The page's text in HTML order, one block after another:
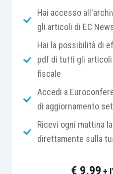
La vicenda trae origine
di accertamento , con
entrate riconosceva
individuale un
relativamente
procedeva, dunque, a
Detto atto veniva
Hai accesso
gli articoli di EC
Hai la possibilità di
pdf di tutti gli articoli
fiscale
Accedi a
di aggiornamento
Ricevi ogni mattina
direttamente sulla
€ 9,99 +